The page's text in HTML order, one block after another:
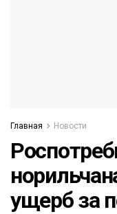
Главная Новости
ущерб за